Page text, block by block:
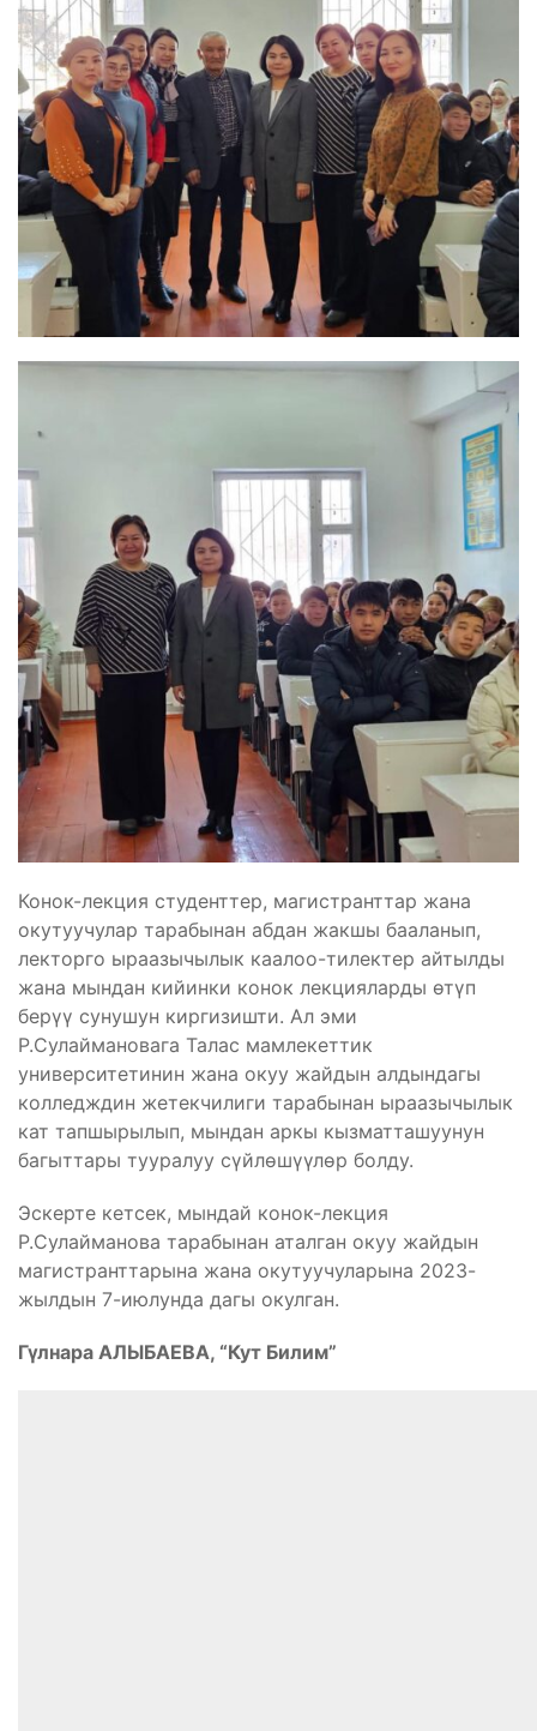
Конок-лекция студенттер, магистранттар жана
окутуучулар тарабынан абдан жакшы бааланып,
лекторго ыраазычылык каалоо-тилектер айтылды
жана мындан кийинки конок лекцияларды өтүп
берүү сунушун киргизишти. Ал эми
Р.Сулаймановага Талас мамлекеттик
университетинин жана окуу жайдын алдындагы
колледждин жетекчилиги тарабынан ыраазычылык
кат тапшырылып, мындан аркы кызматташуунун
багыттары тууралуу сүйлөшүүлөр болду.
Эскерте кетсек, мындай конок-лекция
Р.Сулайманова тарабынан аталган окуу жайдын
магистранттарына жана окутуучуларына 2023-
жылдын 7-июлунда дагы окулган.
Гүлнара АЛЫБАЕВА, “Кут Билим”